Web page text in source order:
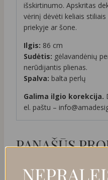
išskirtinumo. Apskritas
vėrinį dėvėti keliais
priekyje ar šone.
Ilgis: 86 cm
Sudėtis: gėlavandėnių
nerūdijantis plienas.
Spalva: balta perlų
Galima ilgio korekcija.
el. paštu –
PANAŠŪS
NUOLAIDA